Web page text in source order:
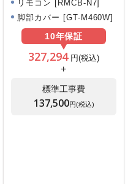
リモコン [RMCB-N7]
脚部カバー [GT-M460W]
10年保証
327,294円(税込)
+
標準工事費
137,500円(税込)